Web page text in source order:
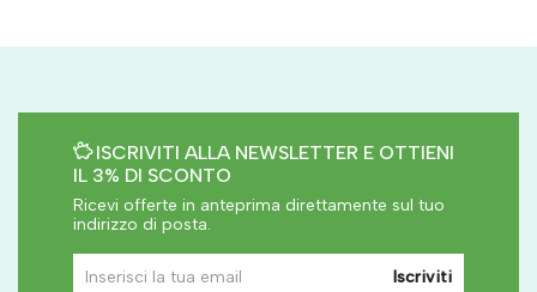
ISCRIVITI ALLA NEWSLETTER E OTTIENI
IL 3% DI SCONTO
Ricevi offerte in anteprima direttamente sul tuo
indirizzo di posta.
Iscriviti